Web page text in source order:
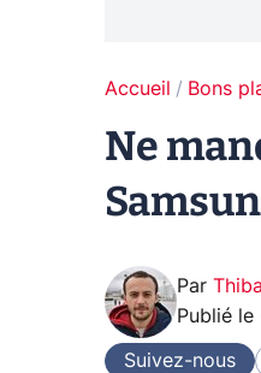
Accueil Bons
Ne
Par
Publié le
Suivez-nous